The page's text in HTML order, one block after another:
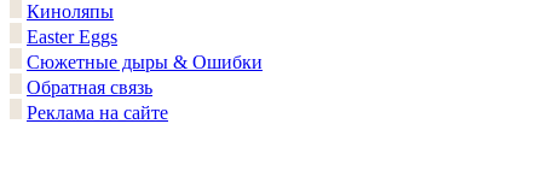
Киноляпы
Easter Eggs
Сюжетные дыры & Ошибки
Обратная связь
Реклама на сайте